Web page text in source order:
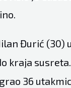
Đurić (30)
kraja
36